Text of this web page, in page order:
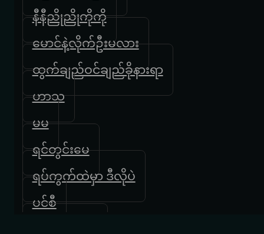
နီနီညိုညိုကိုကို
မောင်နဲ့လိုက်ဦးမလား
ထွက်ချည်ဝင်ချည်ခိုနားရာ
ဟာသ
မမ
ရင်တွင်းမေ
ရပ်ကွက်ထဲမှာ ဒီလိုပဲ
ပင်စီ